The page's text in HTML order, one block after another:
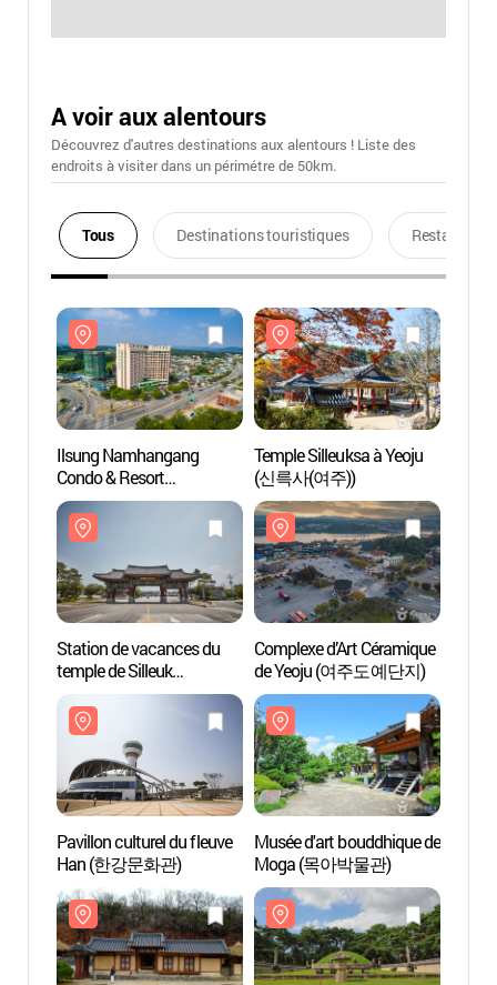
A voir aux alentours
Découvrez d'autres destinations aux alentours ! Liste des
endroits à visiter dans un périmétre de 50km.
Tous Destinations touristiques Restaurants
Ilsung Namhangang
Condo & Resort
(일성남한강콘도&리조트)
Temple Silleuksa à Yeoju
(신륵사(여주))
Station de vacances du
temple de Silleuk
(신륵사관광지)
Complexe d’Art Céramique
de Yeoju (여주도예단지)
Pavillon culturel du fleuve
Han (한강문화관)
Musée d'art bouddhique de
Moga (목아박물관)